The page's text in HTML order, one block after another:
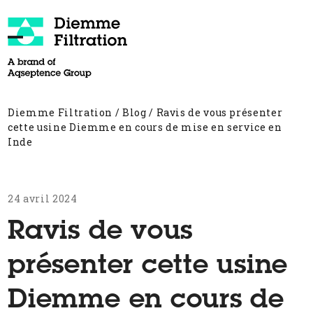
to
content
mobile
mobile
Diemme Filtration /Blog / Ravis de vous présenter
cette usine Diemme en cours de mise en service en
Inde
24 avril 2024
Ravis de vous
présenter cette usine
Diemme en cours de